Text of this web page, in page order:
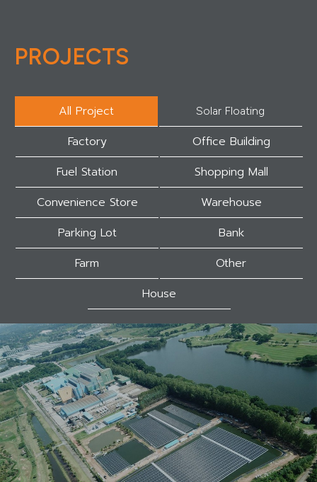
PROJECTS
All Project Solar Floating
Factory
Office Building
Fuel Station
Shopping Mall
Convenience Store
Warehouse
Parking Lot
Bank
Farm
Other
House